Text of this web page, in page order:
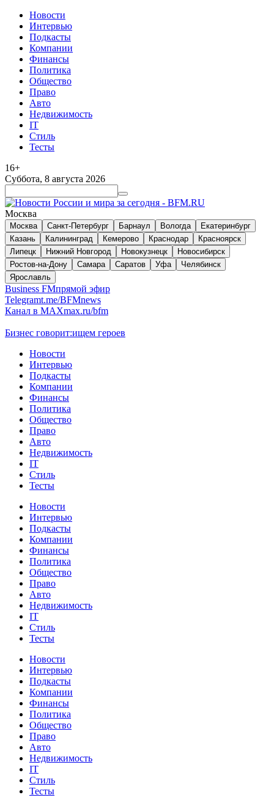
Новости
Интервью
Подкасты
Компании
Финансы
Политика
Общество
Право
Авто
Недвижимость
IT
Стиль
Тесты
16+
Суббота, 8 августа 2026
Москва
Москва Санкт-Петербург Барнаул Вологда
Екатеринбург
Казань
Калининград Кемерово Краснодар
Красноярск
Липецк
Нижний Новгород Новокузнецк
Новосибирск
Ростов-на-Дону
Самара Саратов Уфа
Челябинск
Ярославль
Business FMпрямой эфир
Telegramt.me/BFMnews
Канал в MAXmax.ru/bfm
Бизнес говорит:ищем героев
Новости
Интервью
Подкасты
Компании
Финансы
Политика
Общество
Право
Авто
Недвижимость
IT
Стиль
Тесты
Новости
Интервью
Подкасты
Компании
Финансы
Политика
Общество
Право
Авто
Недвижимость
IT
Стиль
Тесты
Новости
Интервью
Подкасты
Компании
Финансы
Политика
Общество
Право
Авто
Недвижимость
IT
Стиль
Тесты